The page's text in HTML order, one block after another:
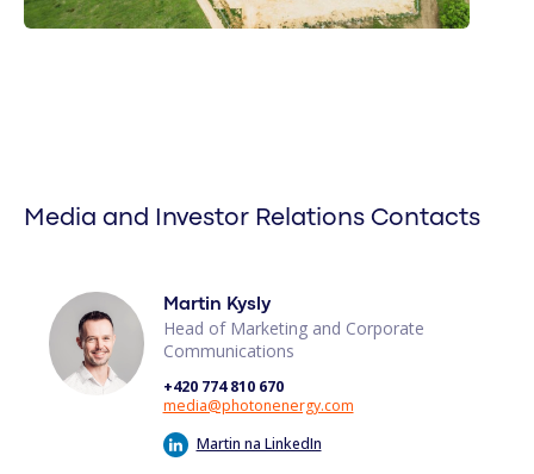
Media and Investor Relations Contacts
Martin Kysly
Head of Marketing and Corporate
Communications
+420 774 810 670
media@photonenergy.com
Martin na LinkedIn